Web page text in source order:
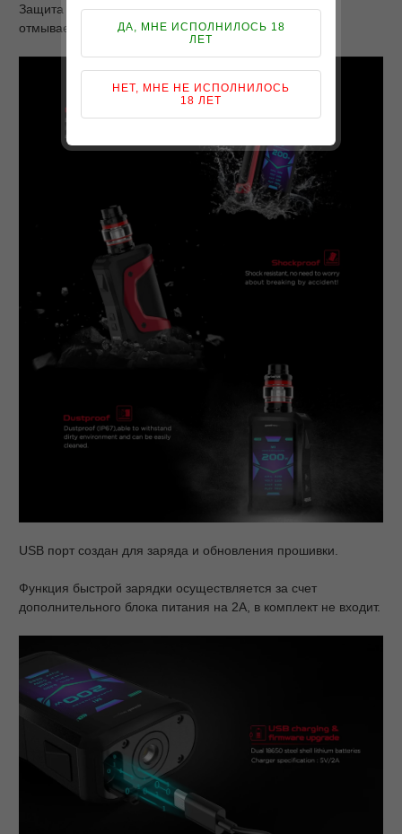
Защита от пыли. Выдерживает грязную среду и легко
отмывается
USB порт создан для заряда и обновления прошивки.
Функция быстрой зарядки осуществляется за счет
дополнительного блока питания на 2А, в комплект не входит.
ДА, МНЕ ИСПОЛНИЛОСЬ 18
ЛЕТ
НЕТ, МНЕ НЕ ИСПОЛНИЛОСЬ
18 ЛЕТ